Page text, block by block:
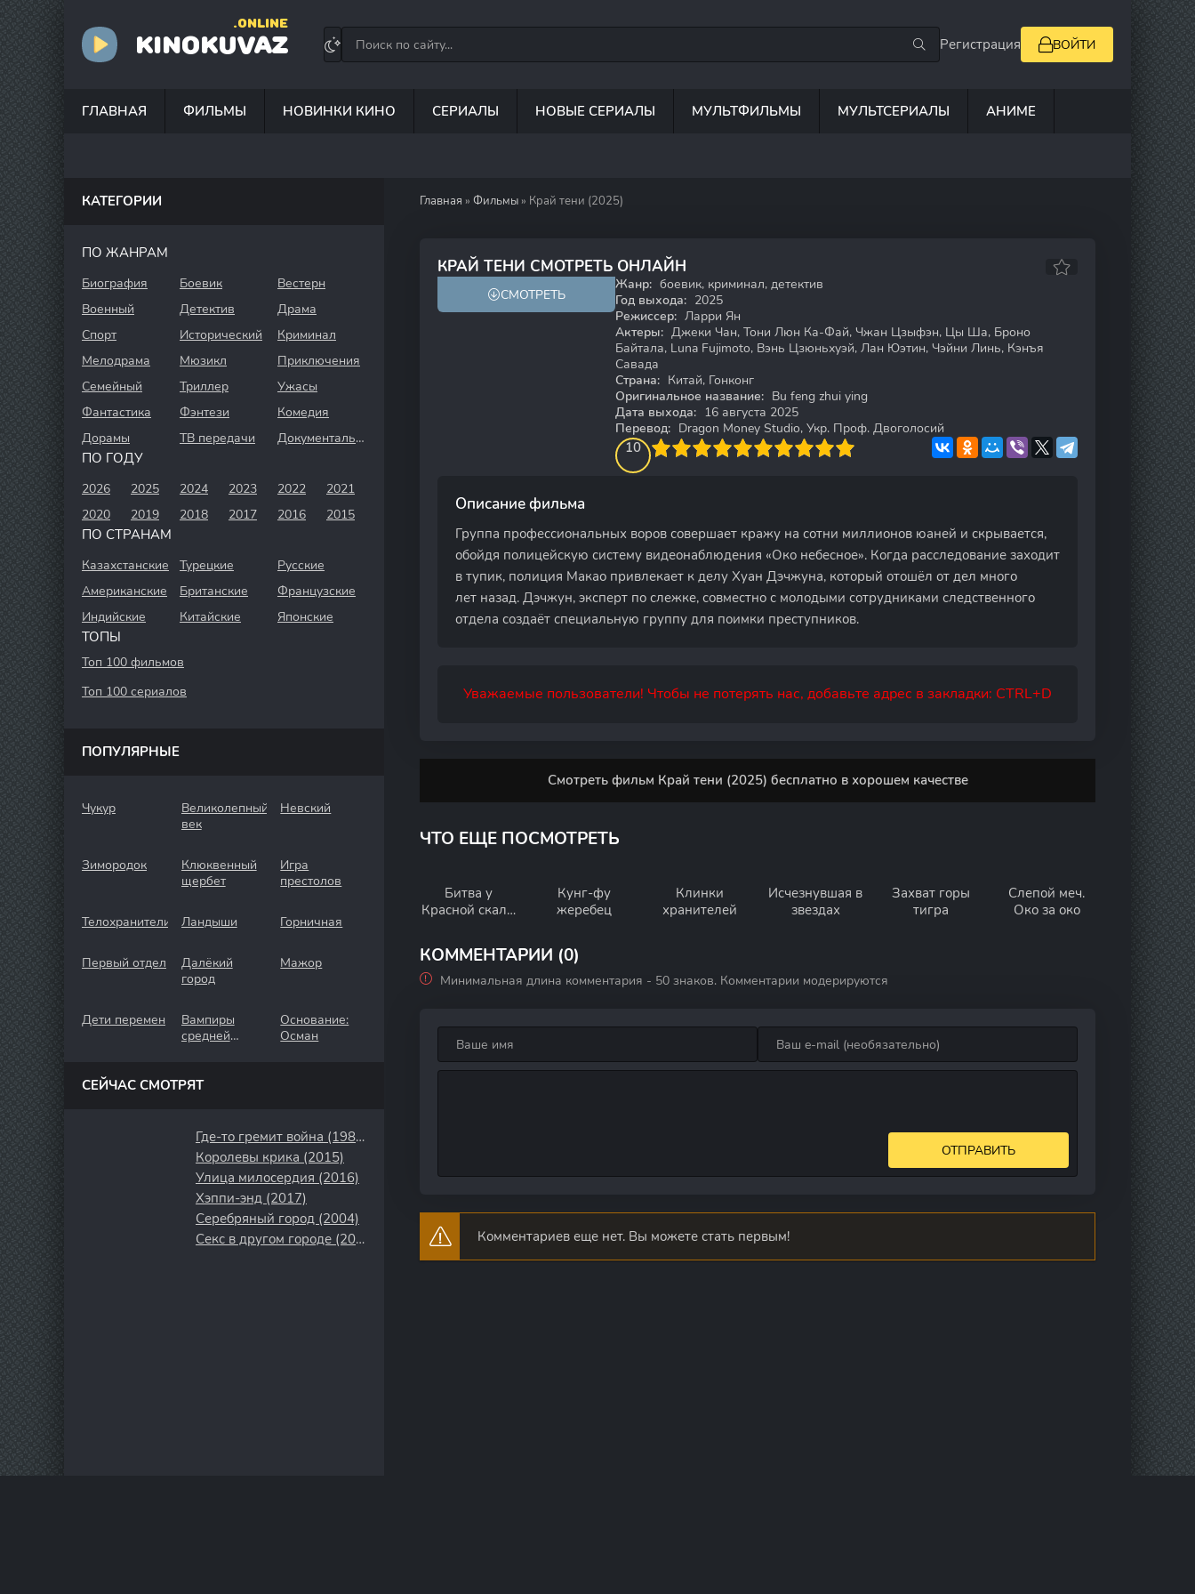
KINOKUVAZ
.ONLINE
Регистрация ВОЙТИ
ГЛАВНАЯ ФИЛЬМЫ НОВИНКИ КИНО СЕРИАЛЫ НОВЫЕ СЕРИАЛЫ МУЛЬТФИЛЬМЫ МУЛЬТСЕРИАЛЫ АНИМЕ
Главная » Фильмы » Край тени (2025)
КРАЙ ТЕНИ СМОТРЕТЬ ОНЛАЙН
7.6 7.6
СМОТРЕТЬ
Жанр: боевик, криминал, детектив
Год выхода: 2025
Режиссер: Ларри Ян
Актеры: Джеки Чан, Тони Люн Ка-Фай, Чжан Цзыфэн, Цы Ша, Броно
Байтала, Luna Fujimoto, Вэнь Цзюньхуэй, Лан Юэтин, Чэйни Линь, Кэнъя
Савада
Страна: Китай, Гонконг
Оригинальное название: Bu feng zhui ying
Дата выхода: 16 августа 2025
Перевод: Dragon Money Studio, Укр. Проф. Двоголосий
10
4 5 6 7 8 9 10
Описание фильма
Группа профессиональных воров совершает кражу на сотни миллионов юаней и скрывается,
обойдя полицейскую систему видеонаблюдения «Око небесное». Когда расследование заходит
в тупик, полиция Макао привлекает к делу Хуан Дэчжуна, который отошёл от дел много
лет назад. Дэчжун, эксперт по слежке, совместно с молодыми сотрудниками следственного
отдела создаёт специальную группу для поимки преступников.
Уважаемые пользователи! Чтобы не потерять нас, добавьте адрес в закладки: CTRL+D
Смотреть фильм Край тени (2025) бесплатно в хорошем качестве
ЧТО ЕЩЕ ПОСМОТРЕТЬ
Битва у
Красной скалы
Кунг-фу
жеребец
Клинки
хранителей
Исчезнувшая в
звездах
Захват горы
тигра
Слепой меч.
Око за око
КОММЕНТАРИИ (0)
Минимальная длина комментария - 50 знаков. Комментарии модерируются
ОТПРАВИТЬ
Комментариев еще нет. Вы можете стать первым!
КАТЕГОРИИ
ПО ЖАНРАМ
Биография Боевик
Вестерн
Военный
Детектив
Драма
Спорт
Исторический
Криминал
Мелодрама
Мюзикл
Приключения
Семейный
Триллер
Ужасы
Фантастика
Фэнтези
Комедия
Дорамы
ТВ передачи Документальный
ПО ГОДУ
2026 2025 2024 2023 2022
2021
2020
2019 2018 2017 2016 2015
ПО СТРАНАМ
Казахстанские Турецкие
Русские
Американские
Британские
Французские
Индийские
Китайские Японские
ТОПЫ
Топ 100 фильмов
Топ 100 сериалов
ПОПУЛЯРНЫЕ
Чукур
Великолепный
век
Невский
Зимородок
Клюквенный
щербет
Игра
престолов
Телохранители Ландыши Горничная
Первый отдел
Далёкий
город
Мажор
Дети перемен
Вампиры
средней
Основание:
Осман
СЕЙЧАС СМОТРЯТ
Где-то гремит война (1986)
Королевы крика (2015)
Улица милосердия (2016)
Хэппи-энд (2017)
Серебряный город (2004)
Секс в другом городе (2004)